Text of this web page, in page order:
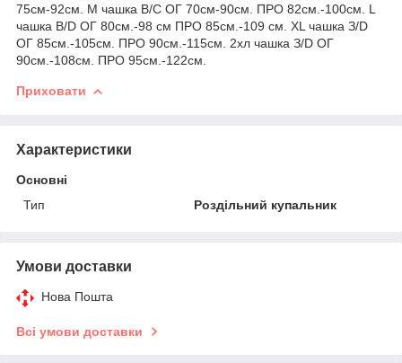
75см-92см. M чашка B/C ОГ 70см-90см. ПРО 82см.-100см. L
чашка B/D ОГ 80см.-98 см ПРО 85см.-109 см. XL чашка З/D
ОГ 85см.-105см. ПРО 90см.-115см. 2хл чашка З/D ОГ
90см.-108см. ПРО 95см.-122см.
Приховати
Характеристики
Основні
Тип
Роздільний купальник
Умови доставки
Нова Пошта
Всі умови доставки